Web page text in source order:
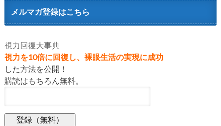
メルマガ登録はこちら
視力回復大事典
視力を10倍に回復し、裸眼生活の実現に成功
した方法を公開！
購読はもちろん無料。